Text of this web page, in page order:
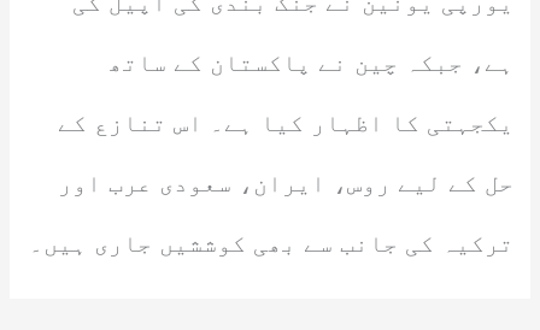
ہے، جبکہ چین نے پاکستان کے ساتھ
یکجہتی کا اظہار کیا ہے۔ اس تنازع کے
حل کے لیے روس، ایران، سعودی عرب اور
ترکیہ کی جانب سے بھی کوششیں جاری ہیں۔